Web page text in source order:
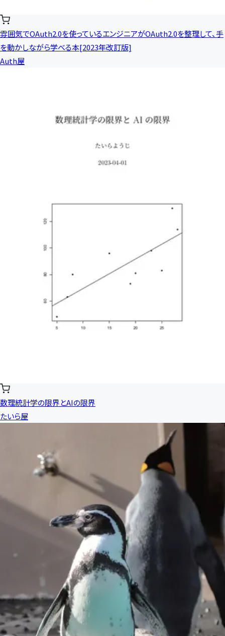
雰囲気でOAuth2.0を使っているエンジニアがOAuth2.0を整理して、手
を動かしながら学べる本[2023年改訂版]
Auth屋
数理統計学の限界とAIの限界
たいら屋